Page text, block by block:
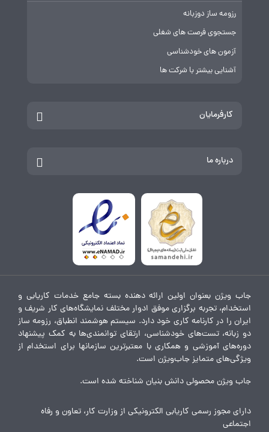
رزومه ساز دوزبانه
جستجوی فرصت های شغلی
آزمون های خودشناسی
آشنایی بیشتر با شرکت ها
کارفرمایان
درباره ما
جاب ویژن بعنوان اولین ارائه دهنده بسته جامع خدمات کاریابی و
استخدام، تجربه برگزاری موفق ادوار مختلف نمایشگاه‌های کار شریف و
ایران را در کارنامه کاری خود دارد. سیستم هوشمند انطباق، رزومه ساز
دو زبانه، تست‌های خودشناسی، ارتقای توانمندی‌ها به کمک پیشنهاد
دوره‌های آموزشی و همکاری با معتبرترین سازمانها برای استخدام از
ویژگی‌های متمایز جاب‌ویژن است.
جاب ویژن محصولی دانش بنیان شناخته شده است.
دارای مجوز رسمی کاریابی الکترونیکی از وزارت کار، تعاون و رفاه
اجتماعی